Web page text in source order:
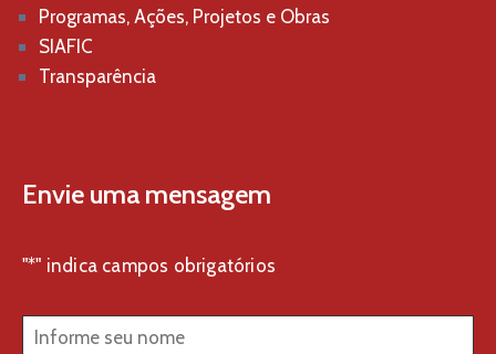
Programas, Ações, Projetos e Obras
SIAFIC
Transparência
Envie uma mensagem
"*" indica campos obrigatórios
Nome